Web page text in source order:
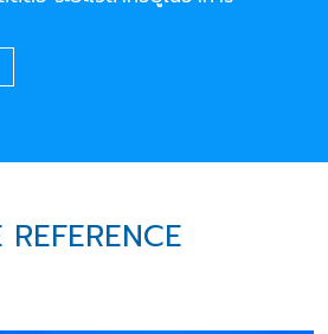
REFERENCE